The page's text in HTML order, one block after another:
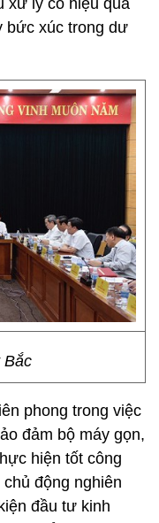
xử lý có hiệu quả
bức xúc trong dư
Bắc
phong trong việc
đảm bộ máy gọn,
hiện tốt công
động nghiên
đầu tư kinh